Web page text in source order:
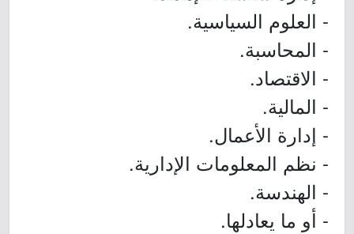
- العلوم السياسية.
- المحاسبة.
- الاقتصاد.
- المالية.
- إدارة الأعمال.
- نظم المعلومات الإدارية.
- الهندسة.
- أو ما يعادلها.